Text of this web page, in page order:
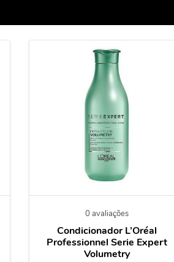
0 avaliações
Condicionador L’Oréal
Professionnel Serie Expert
Volumetry